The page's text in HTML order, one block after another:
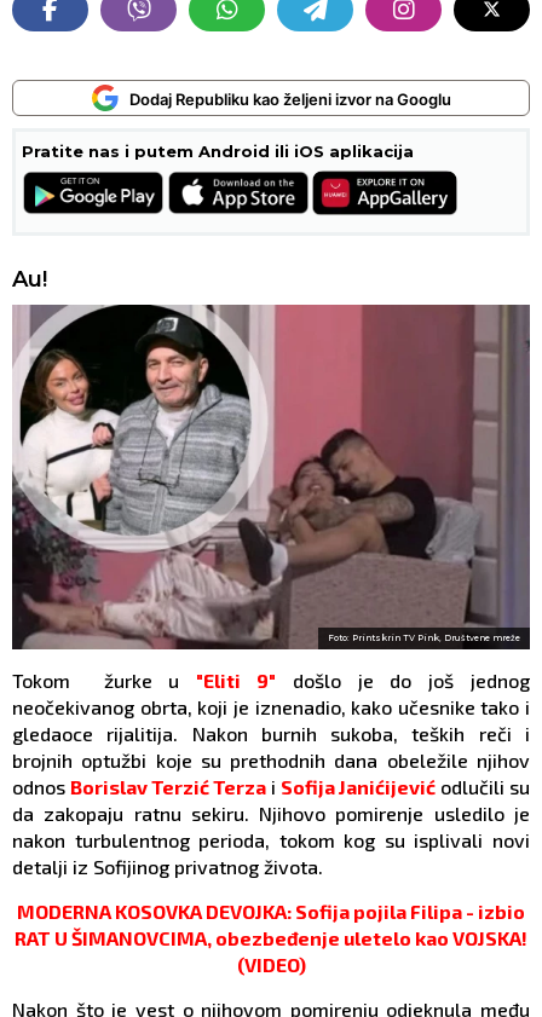
Dodaj Republiku kao željeni izvor na Googlu
Pratite nas i putem Android ili iOS aplikacija
Au!
Foto: Printskrin TV Pink, Društvene mreže
Tokom žurke u "Eliti 9" došlo je do još jednog
neočekivanog obrta, koji je iznenadio, kako učesnike tako i
gledaoce rijalitija. Nakon burnih sukoba, teških reči i
brojnih optužbi koje su prethodnih dana obeležile njihov
odnosBorislav Terzić Terza i Sofija Janićijevićodlučili su
da zakopaju ratnu sekiru. Njihovo pomirenje usledilo je
nakon turbulentnog perioda, tokom kog su isplivali novi
detalji iz Sofijinog privatnog života.
MODERNA KOSOVKA DEVOJKA: Sofija pojila Filipa - izbio
RAT U ŠIMANOVCIMA, obezbeđenje uletelo kao VOJSKA!
(VIDEO)
Nakon što je vest o njihovom pomirenju odjeknula među